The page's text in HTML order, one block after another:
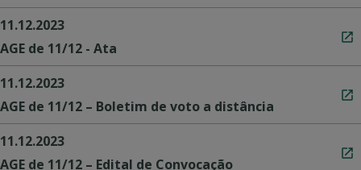
11.12.2023
AGE de 11/12 - Ata
11.12.2023
AGE de 11/12 – Boletim de voto a distância
11.12.2023
AGE de 11/12 – Edital de Convocação